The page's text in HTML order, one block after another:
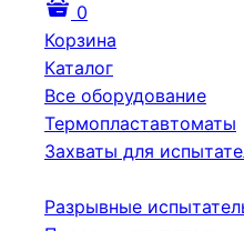
0
Корзина
Каталог
Все оборудование
Термопластавтоматы
Захваты для
Разрывные